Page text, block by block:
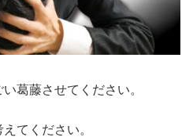
葛藤させてください。
てください。